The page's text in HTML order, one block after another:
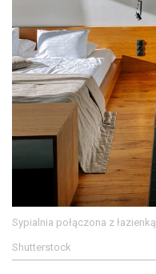
Sypialnia połączona z łazienką
Shutterstock